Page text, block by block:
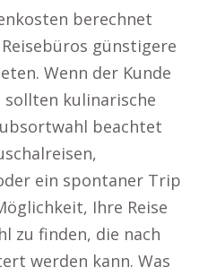
berechnet
günstigere
Wenn der Kunde
kulinarische
beachtet
ein spontaner Trip
Ihre Reise
zu finden, die nach
werden kann. Was